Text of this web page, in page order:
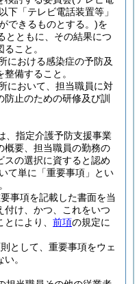
下「テレビ電話装置等」
できるものとする。)を
とともに、その結果につ
こと。
における感染症の予防及
備すること。
において、担当職員に対
防止のための研修及び訓
、指定介護予防支援事業
概要、担当職員の勤務の
スの選択に資すると認め
て単に「重要事項」とい
事項を記載した書面を当
付け、かつ、これをいつ
により、 前項の規定に
として、重要事項をウェ
。